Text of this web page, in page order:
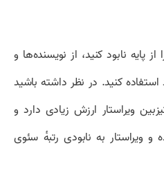
پایه نابود کنید، از نویسنده‌ها و
کنید. در نظر داشته باشید
ویراستار ارزش زیادی دارد و
ویراستار به نابودی رتبهٔ سئوی